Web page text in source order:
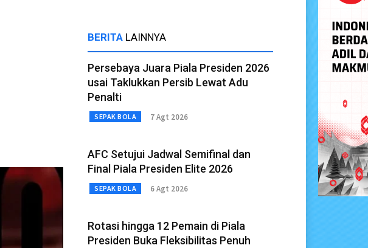
BERITA LAINNYA
Persebaya Juara Piala Presiden 2026
usai Taklukkan Persib Lewat Adu
Penalti
SEPAK BOLA 7 Agt 2026
AFC Setujui Jadwal Semifinal dan
Final Piala Presiden Elite 2026
SEPAK BOLA 6 Agt 2026
Rotasi hingga 12 Pemain di Piala
Presiden Buka Fleksibilitas Penuh